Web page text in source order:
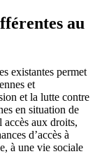
au
existantes permet
et
et la lutte contre
en situation de
accès aux droits,
d’accès à
à une vie sociale